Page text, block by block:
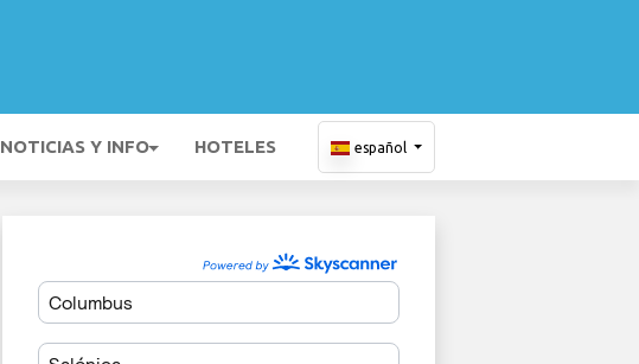
NOTICIAS Y INFO HOTELES español